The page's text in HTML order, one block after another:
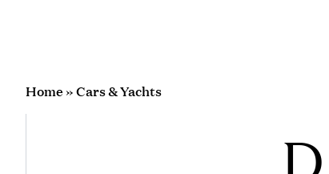
Home»Cars & Yachts
D